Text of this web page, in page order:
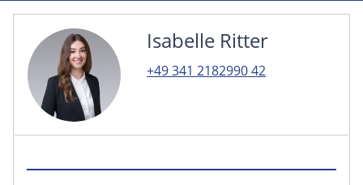
Isabelle Ritter
+49 341 2182990 42